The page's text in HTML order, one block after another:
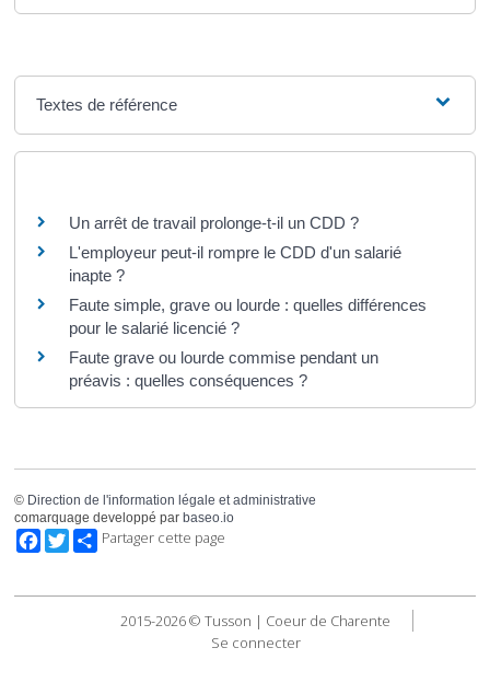
Textes de référence
Un arrêt de travail prolonge-t-il un CDD ?
L'employeur peut-il rompre le CDD d'un salarié
inapte ?
Faute simple, grave ou lourde : quelles différences
pour le salarié licencié ?
Faute grave ou lourde commise pendant un
préavis : quelles conséquences ?
© Direction de l'information légale et administrative
comarquage developpé par baseo.io
Facebook
TwitterPartager cette page
2015-2026 © Tusson | Coeur de Charente
Se connecter